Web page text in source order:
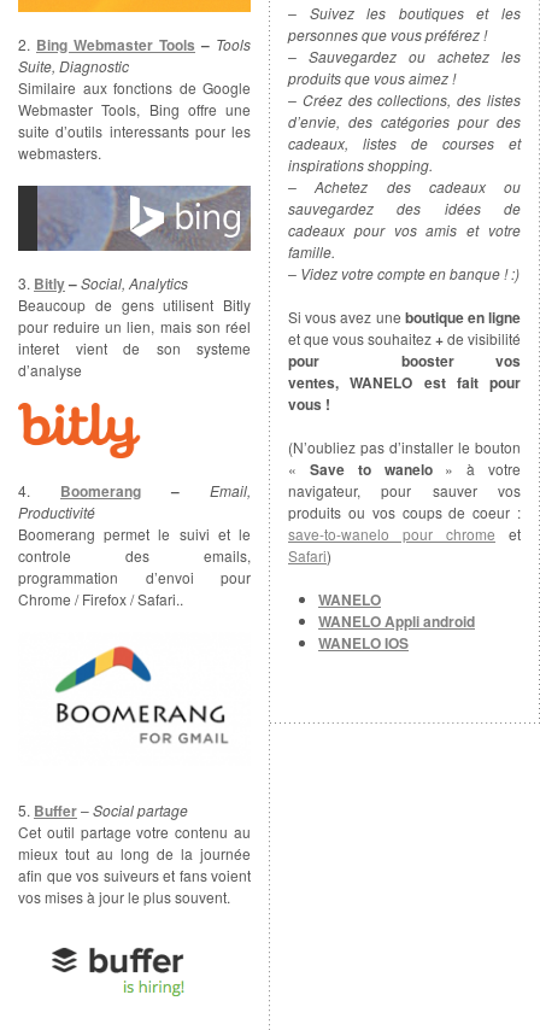
– Suivez les boutiques et les
personnes que vous préférez !
– Sauvegardez ou achetez les
produits que vous aimez !
– Créez des collections, des listes
d’envie, des catégories pour des
cadeaux, listes de courses et
inspirations shopping.
– Achetez des cadeaux ou
sauvegardez des idées de
cadeaux pour vos amis et votre
famille.
– Videz votre compte en banque ! :)
Si vous avez une boutique en ligne
et que vous souhaitez+de visibilité
pour booster vos
ventes, WANELO est fait pour
vous !
(N’oubliez pas d’installer le bouton
« Save to wanelo» à votre
navigateur, pour sauver vos
produits ou vos coups de coeur :
save-to-wanelo pour chrome et
Safari)
WANELO
WANELO Appli android
WANELO IOS
2. Bing Webmaster Tools – Tools
Suite, Diagnostic
Similaire aux fonctions de Google
Webmaster Tools, Bing offre une
suite d’outils interessants pour les
webmasters.
3. Bitly–Social, Analytics
Beaucoup de gens utilisent Bitly
pour reduire un lien, mais son réel
interet vient de son systeme
d’analyse
4. Boomerang – Email,
Productivité
Boomerang permet le suivi et le
controle des emails,
programmation d’envoi pour
Chrome / Firefox / Safari..
5. Buffer–Social partage
Cet outil partage votre contenu au
mieux tout au long de la journée
afin que vos suiveurs et fans voient
vos mises à jour le plus souvent.